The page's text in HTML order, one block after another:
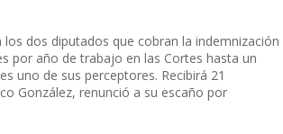
dos diputados que cobran la indemnización
por año de trabajo en las Cortes hasta un
uno de sus perceptores. Recibirá 21
González, renunció a su escaño por